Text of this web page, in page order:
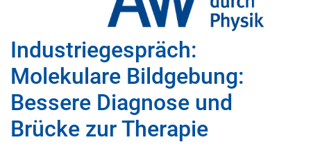
Industriegespräch:
Molekulare Bildgebung:
Bessere Diagnose und
Brücke zur Therapie